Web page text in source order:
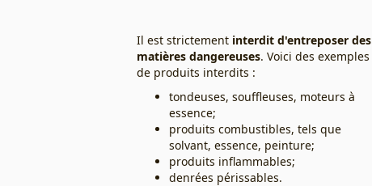
Il est strictement interdit d'entreposer des
matières dangereuses. Voici des exemples
de produits interdits :
tondeuses, souffleuses, moteurs à
essence;
produits combustibles, tels que
solvant, essence, peinture;
produits inflammables;
denrées périssables.